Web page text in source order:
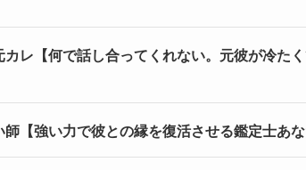
レ【何で話し合ってくれない。元彼が冷た
【強い力で彼との縁を復活させる鑑定士あ